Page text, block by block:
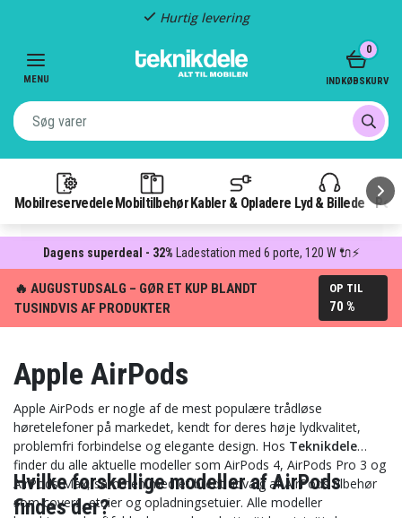
Hurtig levering
MENU
Mobilreservedele Mobiltilbehør Kabler & Opladere Lyd & Billede
0
INDKØBSKURV
Dagens superdeal - 32% Ladestation med 6 porte, 120 W 🔌⚡
🔥 AUGUSTUDSALG – GØR ET KUP BLANDT
TUSINDVIS AF PRODUKTER
OP TIL
70 %
Apple AirPods
Apple AirPods er nogle af de mest populære trådløse
høretelefoner på markedet, kendt for deres høje lydkvalitet,
problemfri forbindelse og elegante design. Hos Teknikdele
finder du alle aktuelle modeller som AirPods 4, AirPods Pro 3 og
AirPods Max, sammen med et bredt udvalg af AirPods tilbehør
som covers, etuier og opladningsetuier. Alle modeller
Hvilke forskellige modeller af AirPods
findes der?